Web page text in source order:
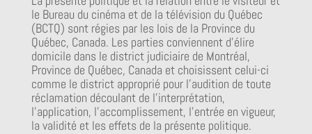
le Bureau du cinéma et de la télévision du Québec
(BCTQ) sont régies par les lois de la Province du
Québec, Canada. Les parties conviennent d’élire
domicile dans le district judiciaire de Montréal,
Province de Québec, Canada et choisissent celui-ci
comme le district approprié pour l’audition de toute
réclamation découlant de l’interprétation,
l’application, l’accomplissement, l’entrée en vigueur,
la validité et les effets de la présente politique.